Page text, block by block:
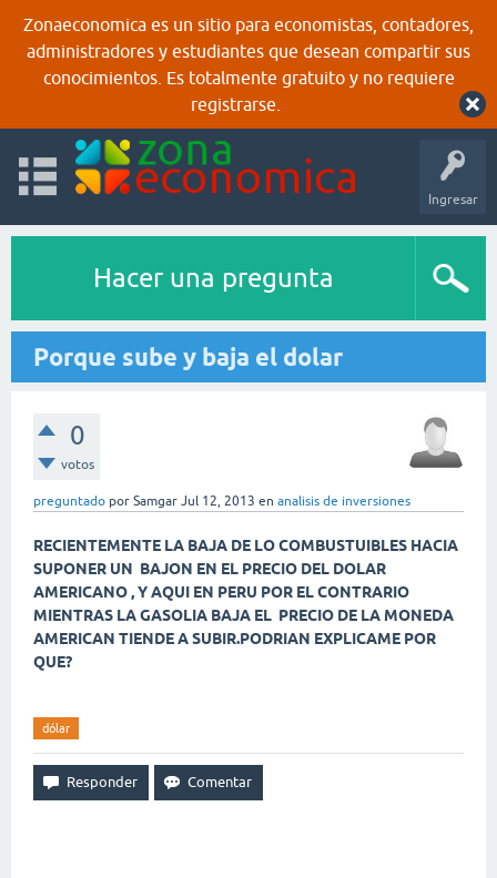
Zonaeconomica es un sitio para economistas, contadores,
administradores y estudiantes que desean compartir sus
conocimientos. Es totalmente gratuito y no requiere
registrarse.
Ingresar
Hacer una pregunta
Porque sube y baja el dolar
0
votos
preguntado por Samgar Jul 12, 2013 en analisis de inversiones
RECIENTEMENTE LA BAJA DE LO COMBUSTUIBLES HACIA
SUPONER UN BAJON EN EL PRECIO DEL DOLAR
AMERICANO , Y AQUI EN PERU POR EL CONTRARIO
MIENTRAS LA GASOLIA BAJA EL PRECIO DE LA MONEDA
AMERICAN TIENDE A SUBIR.PODRIAN EXPLICAME POR
QUE?
dólar